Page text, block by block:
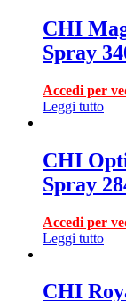
CHI
Spray
Accedi per
Leggi tutto
CHI
Spray
Accedi per
Leggi tutto
CHI